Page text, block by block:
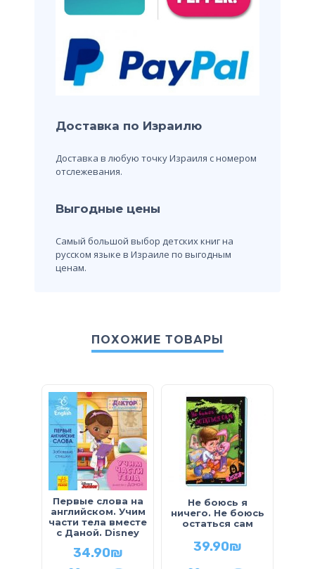
Доставка по Израилю
Доставка в любую точку Израиля с номером
отслежевания.
Выгодные цены
Самый большой выбор детских книг на
русском языке в Израиле по выгодным
ценам.
ПОХОЖИЕ ТОВАРЫ
Первые слова на
английском. Учим
части тела вместе
с Даной. Disney
34.90₪
Не боюсь я
ничего. Не боюсь
остаться сам
39.90₪